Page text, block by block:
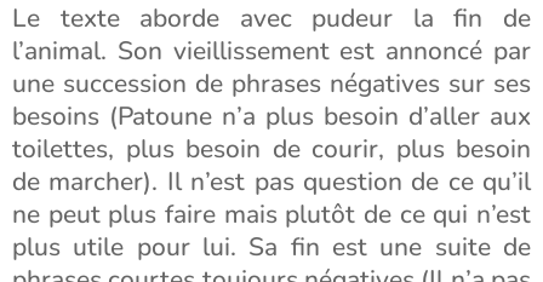
Le texte aborde avec pudeur la fin de
l’animal. Son vieillissement est annoncé par
une succession de phrases négatives sur ses
besoins (Patoune n’a plus besoin d’aller aux
toilettes, plus besoin de courir, plus besoin
de marcher). Il n’est pas question de ce qu’il
ne peut plus faire mais plutôt de ce qui n’est
plus utile pour lui. Sa fin est une suite de